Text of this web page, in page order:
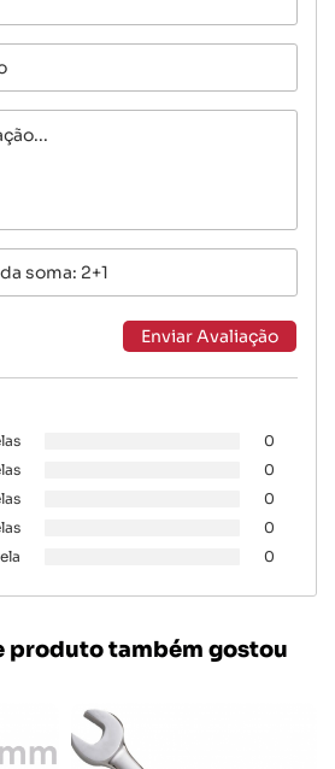
0
0
0
0
0
produto também gostou